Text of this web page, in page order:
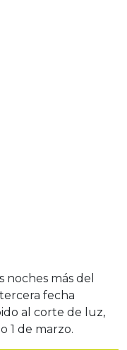
más del
fecha
al corte de luz,
1 de marzo.